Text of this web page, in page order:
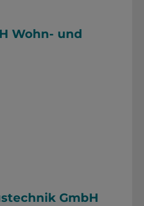
Wohn- und
GmbH